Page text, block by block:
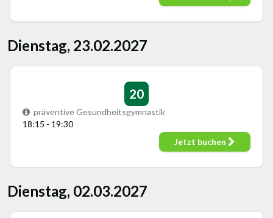
Dienstag, 23.02.2027
20
präventive Gesundheitsgymnastik
18:15 - 19:30
Jetzt buchen
Dienstag, 02.03.2027